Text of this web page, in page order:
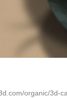
organic/3d-